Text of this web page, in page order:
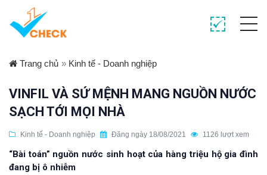
Trang chủ » Kinh tế - Doanh nghiệp
VINFIL VÀ SỨ MỆNH MANG NGUỒN NƯỚC
SẠCH TỚI MỌI NHÀ
Kinh tế - Doanh nghiệp Đăng ngày 18/08/2021 1126 lượt xem
“Bài toán” nguồn nước sinh hoạt của hàng triệu hộ gia đình
đang bị ô nhiễm